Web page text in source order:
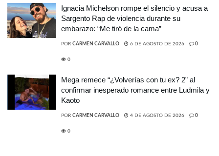
Ignacia Michelson rompe el silencio y acusa a
Sargento Rap de violencia durante su
embarazo: “Me tiró de la cama”
POR CARMEN CARVALLO 6 DE AGOSTO DE 2026 0
0
Mega remece “¿Volverías con tu ex? 2” al
confirmar inesperado romance entre Ludmila y
Kaoto
POR CARMEN CARVALLO 4 DE AGOSTO DE 2026 0
0